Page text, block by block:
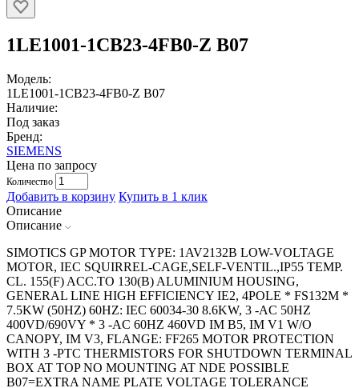
1LE1001-1CB23-4FB0-Z B07
Модель:
1LE1001-1CB23-4FB0-Z B07
Наличие:
Под заказ
Бренд:
SIEMENS
Цена по запросу
Количество
Добавить в корзину Купить в 1 клик
Описание
Описание
SIMOTICS GP MOTOR TYPE: 1AV2132B LOW-VOLTAGE
MOTOR, IEC SQUIRREL-CAGE,SELF-VENTIL.,IP55 TEMP.
CL. 155(F) ACC.TO 130(B) ALUMINIUM HOUSING,
GENERAL LINE HIGH EFFICIENCY IE2, 4POLE * FS132M *
7.5KW (50HZ) 60HZ: IEC 60034-30 8.6KW, 3 -AC 50HZ
400VD/690VY * 3 -AC 60HZ 460VD IM B5, IM V1 W/O
CANOPY, IM V3, FLANGE: FF265 MOTOR PROTECTION
WITH 3 -PTC THERMISTORS FOR SHUTDOWN TERMINAL
BOX AT TOP NO MOUNTING AT NDE POSSIBLE
B07=EXTRA NAME PLATE VOLTAGE TOLERANCE